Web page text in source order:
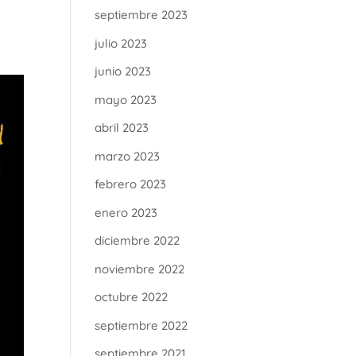
septiembre 2023
julio 2023
junio 2023
mayo 2023
abril 2023
marzo 2023
febrero 2023
enero 2023
diciembre 2022
noviembre 2022
octubre 2022
septiembre 2022